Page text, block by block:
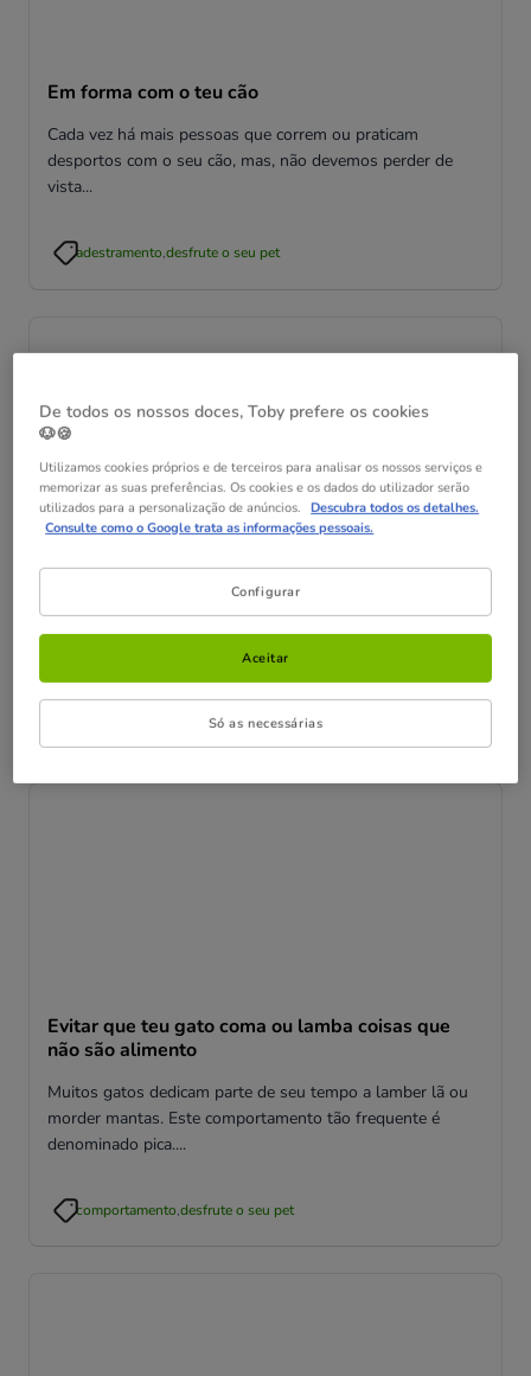
Em forma com o teu cão
Cada vez há mais pessoas que correm ou praticam
desportos com o seu cão, mas, não devemos perder de
vista...
adestramento,desfrute o seu pet
A brincadeira é parte da natureza do nosso gato e quase
todas as atividades diárias podem tornar-se em um
desfrute o seu pet
Evitar que teu gato coma ou lamba coisas que
não são alimento
Muitos gatos dedicam parte de seu tempo a lamber lã ou
morder mantas. Este comportamento tão frequente é
denominado pica....
comportamento,desfrute o seu pet
De todos os nossos doces, Toby prefere os cookies
🐶🍪
Utilizamos cookies próprios e de terceiros para analisar os nossos serviços e
memorizar as suas preferências. Os cookies e os dados do utilizador serão
utilizados para a personalização de anúncios. Descubra todos os detalhes.
Consulte como o Google trata as informações pessoais.
Configurar
Só as necessárias
Aceitar